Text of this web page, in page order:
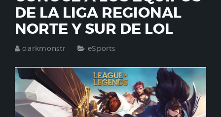
DE LA LIGA REGIONAL
NORTE Y SUR DE LOL
darkmonstr eSports